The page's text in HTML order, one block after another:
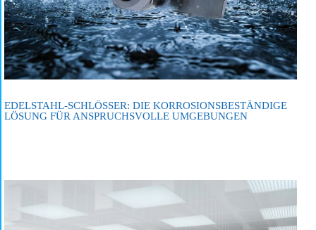
EDELSTAHL-SCHLÖSSER: DIE KORROSIONSBESTÄNDIGE
LÖSUNG FÜR ANSPRUCHSVOLLE UMGEBUNGEN